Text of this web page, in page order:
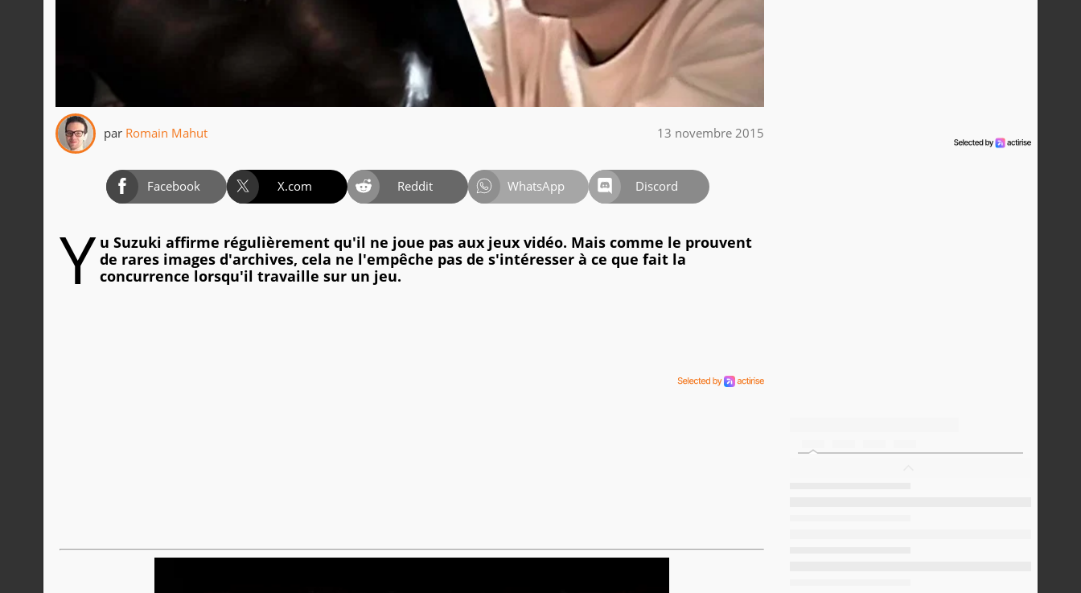
par Romain Mahut 13 novembre 2015
Facebook X.com Reddit WhatsApp Discord
Y u Suzuki affirme régulièrement qu'il ne joue pas aux jeux vidéo. Mais comme le prouvent
de rares images d'archives, cela ne l'empêche pas de s'intéresser à ce que fait la
concurrence lorsqu'il travaille sur un jeu.